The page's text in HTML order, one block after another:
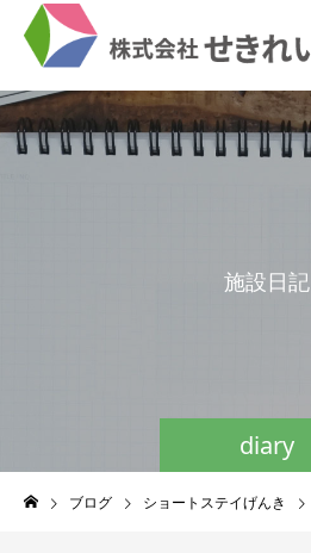
diary
施設日記
ブログ ショートステイげんき